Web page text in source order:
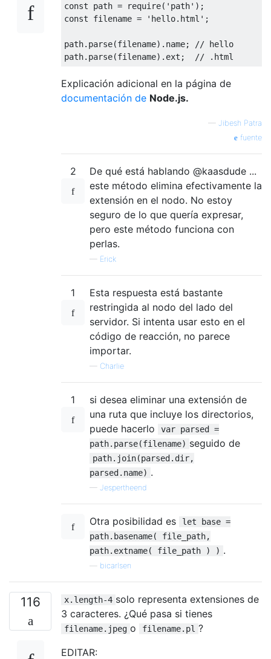
const path = require( 'path' );
const filename = 'hello.html' ;
path. parse(filename). name;
// hello
path. parse(filename). ext ; // .html
Explicación adicional en la página de
documentación de Node.js.
— Jibesh Patra
fuente
2
De qué está hablando @kaasdude ...
este método elimina efectivamente la
extensión en el nodo. No estoy
seguro de lo que quería expresar,
pero este método funciona con
perlas.
— Erick
1
Esta respuesta está bastante
restringida al nodo del lado del
servidor. Si intenta usar esto en el
código de reacción, no parece
importar.
— Charlie
1
si desea eliminar una extensión de
una ruta que incluye los directorios,
puede hacerlo
var parsed =
path.parse(filename) seguido de
path.join(parsed.dir,
parsed.name) .
— Jespertheend
Otra posibilidad es
let base =
path.basename( file_path,
path.extname( file_path ) ) .
bicarlsen
116 x.length-4 solo representa extensiones de
3 caracteres. ¿Qué pasa si tienes
filename.jpeg o filename.pl ?
EDITAR: